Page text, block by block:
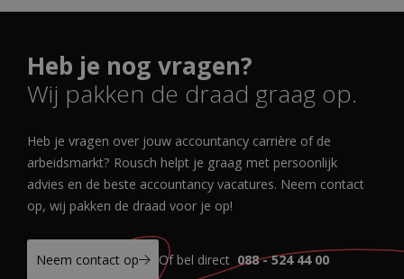
Heb je nog vragen?
Wij pakken de draad graag op.
Heb je vragen over jouw accountancy carrière of de
arbeidsmarkt? Rousch helpt je graag met persoonlijk
advies en de beste accountancy vacatures. Neem contact
op, wij pakken de draad voor je op!
Neem contact op Of bel direct 088 - 524 44 00